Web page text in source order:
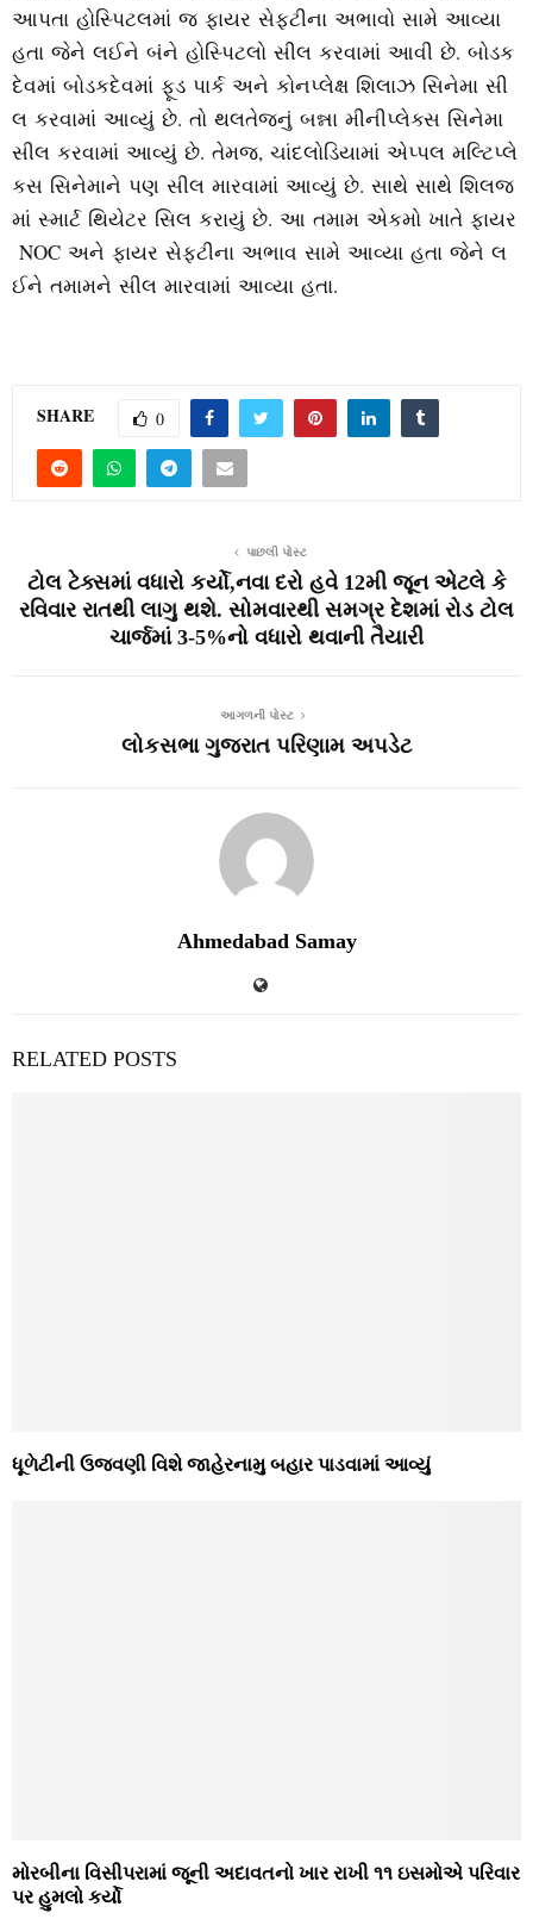
આપતા હોસ્પિટલમાં જ ફાયર સેફટીના અભાવો સામે આવ્યા
હતા જેને લઈને બંને હોસ્પિટલો સીલ કરવામાં આવી છે. બોડક
દેવમાં બોડકદેવમાં ફૂડ પાર્ક અને કોનપ્લેક્ષ શિલાઝ સિનેમા સી
લ કરવામાં આવ્યું છે. તો થલતેજનું બન્ના મીનીપ્લેક્સ સિનેમા
સીલ કરવામાં આવ્યું છે. તેમજ, ચાંદલોડિયામાં એપ્પલ મલ્ટિપ્લે
કસ સિનેમાને પણ સીલ મારવામાં આવ્યું છે. સાથે સાથે શિલજ
માં સ્માર્ટ થિયેટર સિલ કરાયું છે. આ તમામ એકમો ખાતે ફાયર
NOC અને ફાયર સેફ્ટીના અભાવ સામે આવ્યા હતા જેને લ
ઈને તમામને સીલ મારવામાં આવ્યા હતા.
SHARE 0
પાછલી પોસ્ટ
ટોલ ટેક્સમાં વધારો કર્યો,નવા દરો હવે 12મી જૂન એટલે કે
રવિવાર રાતથી લાગુ થશે. સોમવારથી સમગ્ર દેશમાં રોડ ટોલ
ચાર્જમાં 3-5%નો વધારો થવાની તૈયારી
આગળની પોસ્ટ
લોકસભા ગુજરાત પરિણામ અપડેટ
Ahmedabad Samay
RELATED POSTS
ધૂળેટીની ઉજવણી વિશે જાહેરનામુ બહાર પાડવામાં આવ્યું
મોરબીના વિસીપરામાં જૂની અદાવતનો ખાર રાખી ૧૧ ઇસમોએ પરિવાર
પર હુમલો કર્યો